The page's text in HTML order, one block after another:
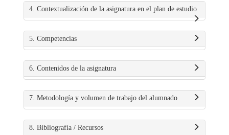
4. Contextualización de la asignatura en el plan de estudio
5. Competencias
6. Contenidos de la asignatura
7. Metodología y volumen de trabajo del alumnado
8. Bibliografía / Recursos